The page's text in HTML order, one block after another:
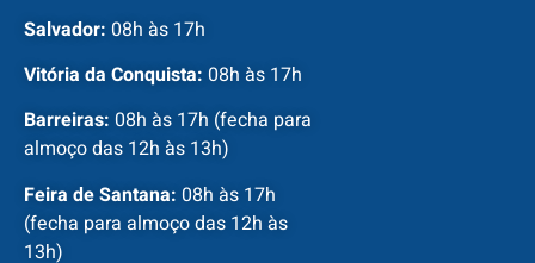
Salvador: 08h às 17h
Vitória da Conquista: 08h às 17h
Barreiras: 08h às 17h (fecha para
almoço das 12h às 13h)
Feira de Santana: 08h às 17h
(fecha para almoço das 12h às
13h)